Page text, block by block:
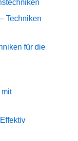
Techniken
für die